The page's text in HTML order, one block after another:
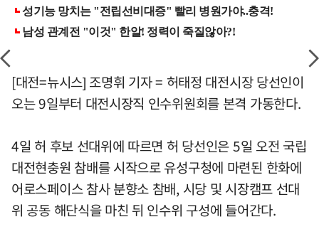
[대전=뉴시스] 조명휘 기자 = 허태정 대전시장 당선인이
오는 9일부터 대전시장직 인수위원회를 본격 가동한다.
4일 허 후보 선대위에 따르면 허 당선인은 5일 오전 국립
대전현충원 참배를 시작으로 유성구청에 마련된 한화에
어로스페이스 참사 분향소 참배, 시당 및 시장캠프 선대
위 공동 해단식을 마친 뒤 인수위 구성에 들어간다.